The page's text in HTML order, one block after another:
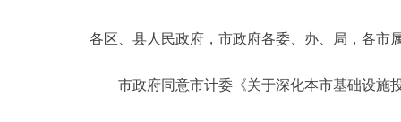
各区、县人民政府，市政府各委、办、局，各市
市政府同意市计委《关于深化本市基础设施